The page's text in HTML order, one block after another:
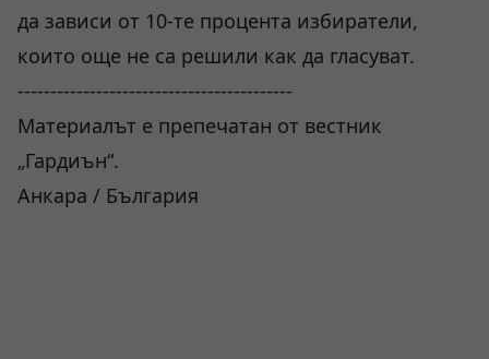
да зависи от 10-те процента избиратели,
които още не са решили как да гласуват.
------------------------------------------
Материалът е препечатан от вестник
„Гардиън“.
Анкара / България